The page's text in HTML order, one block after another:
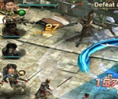
được Nexon ưu ái khi có
bằng tiếng Việt.